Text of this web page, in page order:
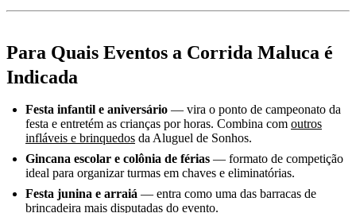
Para Quais Eventos a Corrida Maluca é
Indicada
Festa infantil e aniversário — vira o ponto de campeonato da
festa e entretém as crianças por horas. Combina com outros
infláveis e brinquedos da Aluguel de Sonhos.
Gincana escolar e colônia de férias — formato de competição
ideal para organizar turmas em chaves e eliminatórias.
Festa junina e arraiá — entra como uma das barracas de
brincadeira mais disputadas do evento.